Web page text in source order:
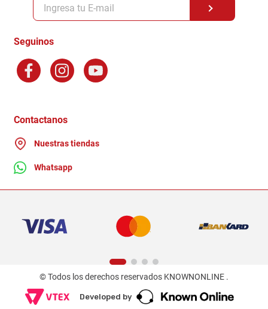
Formas de Pago
Terminos y Condiciones
Factura Electronica
Ganadores - Promociones
Seguinos
Contactanos
Nuestras tiendas
Whatsapp
© Todos los derechos reservados KNOWNONLINE .
Developed by